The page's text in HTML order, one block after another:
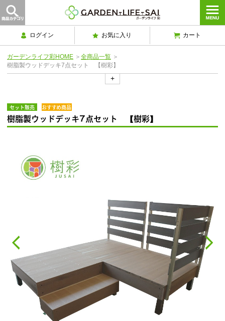
ログイン お気に入り カート
ガーデンライフ彩HOME ＞ 全商品一覧 ＞
樹脂製ウッドデッキ7点セット 【樹彩】
+
セット販売 おすすめ商品
樹脂製ウッドデッキ7点セット 【樹彩】